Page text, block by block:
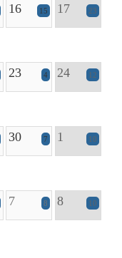
16 15 17 23
23 4 24 12
30 7 1 10
7 8 8 10